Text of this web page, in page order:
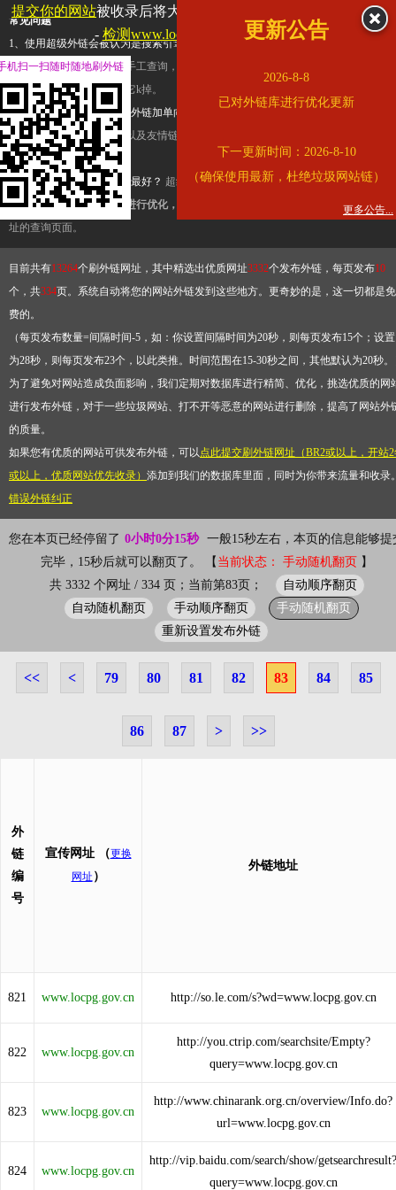
常见问题
1、使用超级外链会被认为是搜索引擎优化作弊吗？ 超级外链只是一个简便而集成
查询工具，模拟的是正常手工查询，不是作弊。如果是作弊，那您可以使用超级外
推广竞争对手的网址，让它k掉。
2、网站优化单纯依靠超级外链加单向链接可行吗？
链，需要结合普通的外链以及友情链接，您可以到站长论坛发布外链，到友情链接
台交换友情链接。
3、如何使用超级外链效果最好？ 超级外链不同于普通的外链，它是动态的链接，
有频繁使用超级外链工具进行优化，才能获得稳定的外链
，最终使搜索引擎收录带
址的查询页面。
目前共有13264个刷外链网址，其中精选出优质网址3332个发布外链，每页发布10
个，共334页。系统自动将您的网站外链发到这些地方。更奇妙的是，这一切都是免
费的。
（每页发布数量=间隔时间-5，如：你设置间隔时间为20秒，则每页发布15个；设置
为28秒，则每页发布23个，以此类推。时间范围在15-30秒之间，其他默认为20秒
为了避免对网站造成负面影响，我们定期对数据库进行精简、优化，挑选优质的网
进行发布外链，对于一些垃圾网站、打不开等恶意的网站进行删除，提高了网站外
的质量。
如果您有优质的网站可供发布外链，可以点此提交刷外链网址（BR2或以上，开站
或以上，优质网站优先收录） 添加到我们的数据库里面，同时为你带来流量和收录
错误外链纠正
您在本页已经停留了 0小时0分16秒 一般15秒左右，本页的信息能够提
完毕，15秒后就可以翻页了。 【 当前状态： 手动随机翻页 】
共 3332 个网址 / 334 页；当前第83页；
自动顺序翻页
自动随机翻页
手动顺序翻页
手动随机翻页
重新设置发布外链
<< < 79 80 81 82 83 84 85
86 87 > >>
外
链
编
号
宣传网址 （更换
网址 ）
外链地址
821 www.locpg.gov.cn http://so.le.com/s?wd=www.locpg.gov.cn
822 www.locpg.gov.cn
http://you.ctrip.com/searchsite/Empty?
query=www.locpg.gov.cn
823 www.locpg.gov.cn
http://www.chinarank.org.cn/overview/Info.do?
url=www.locpg.gov.cn
824 www.locpg.gov.cn
http://vip.baidu.com/search/show/getsearchresult?
query=www.locpg.gov.cn
提交你的网站被收录后将大幅提升流量和外链，
查看展示页面
- 检测www.locpg.gov.cn是否收录
更新公告
2026-8-8
已对外链库进行优化更新
下一更新时间：2026-8-10
（确保使用最新，杜绝垃圾网站链）
更多公告...
机扫一扫随时随地刷外链